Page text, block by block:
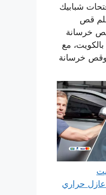
شبابيك
قص
قص خرسانة
مع
وقص خرسانة